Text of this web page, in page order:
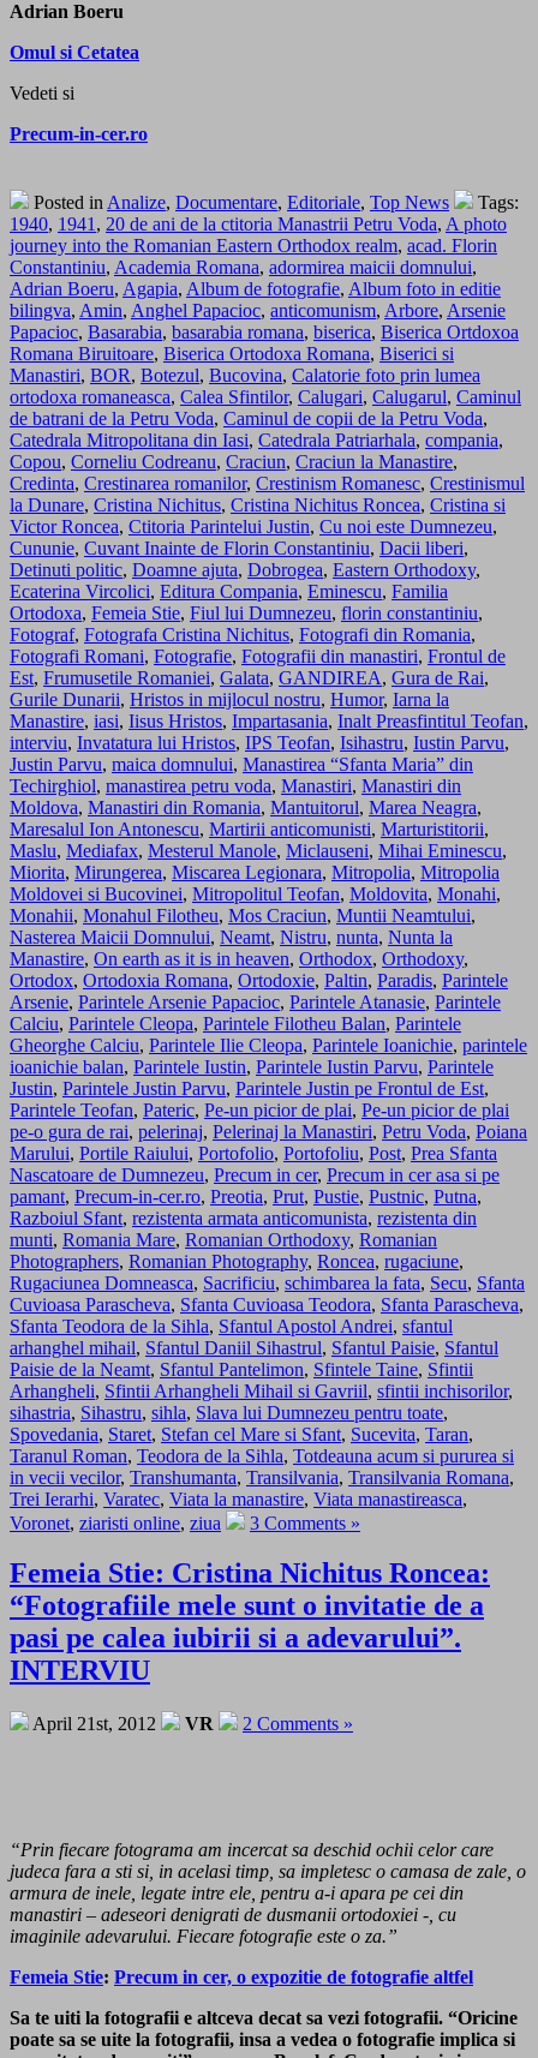
Adrian Boeru
Omul si Cetatea
Vedeti si
Precum-in-cer.ro
Posted in Analize, Documentare, Editoriale, Top News
Tags:
1940, 1941 , 20 de ani de la ctitoria Manastrii Petru Voda, A photo
journey into the Romanian Eastern Orthodox realm, acad. Florin
Constantiniu, Academia Romana, adormirea maicii domnului,
Adrian Boeru, Agapia, Album de fotografie, Album foto in editie
bilingva, Amin, Anghel Papacioc, anticomunism, Arbore, Arsenie
Papacioc, Basarabia, basarabia romana, biserica, Biserica Ortdoxoa
Romana Biruitoare, Biserica Ortodoxa Romana, Biserici si
Manastiri, BOR, Botezul, Bucovina, Calatorie foto prin lumea
ortodoxa romaneasca, Calea Sfintilor, Calugari, Calugarul, Caminul
de batrani de la Petru Voda, Caminul de copii de la Petru Voda,
Catedrala Mitropolitana din Iasi, Catedrala Patriarhala, compania,
Copou, Corneliu Codreanu, Craciun, Craciun la Manastire,
Credinta, Crestinarea romanilor, Crestinism Romanesc, Crestinismul
la Dunare, Cristina Nichitus, Cristina Nichitus Roncea, Cristina si
Victor Roncea, Ctitoria Parintelui Justin, Cu noi este Dumnezeu,
Cununie, Cuvant Inainte de Florin Constantiniu, Dacii liberi,
Detinuti politic, Doamne ajuta, Dobrogea, Eastern Orthodoxy,
Ecaterina Vircolici, Editura Compania, Eminescu, Familia
Ortodoxa, Femeia Stie, Fiul lui Dumnezeu, florin constantiniu,
Fotograf, Fotografa Cristina Nichitus, Fotografi din Romania,
Fotografi Romani, Fotografie, Fotografii din manastiri, Frontul de
Est, Frumusetile Romaniei, Galata, GANDIREA, Gura de Rai,
Gurile Dunarii, Hristos in mijlocul nostru, Humor, Iarna la
Manastire, iasi, Iisus Hristos, Impartasania, Inalt Preasfintitul Teofan,
interviu, Invatatura lui Hristos, IPS Teofan, Isihastru, Iustin Parvu,
Justin Parvu, maica domnului, Manastirea “Sfanta Maria” din
Techirghiol, manastirea petru voda, Manastiri, Manastiri din
Moldova, Manastiri din Romania, Mantuitorul, Marea Neagra,
Maresalul Ion Antonescu, Martirii anticomunisti, Marturistitorii,
Maslu, Mediafax, Mesterul Manole, Miclauseni, Mihai Eminescu,
Miorita, Mirungerea, Miscarea Legionara, Mitropolia, Mitropolia
Moldovei si Bucovinei, Mitropolitul Teofan, Moldovita, Monahi,
Monahii, Monahul Filotheu, Mos Craciun, Muntii Neamtului,
Nasterea Maicii Domnului, Neamt, Nistru, nunta, Nunta la
Manastire, On earth as it is in heaven, Orthodox, Orthodoxy,
Ortodox, Ortodoxia Romana, Ortodoxie, Paltin, Paradis, Parintele
Arsenie, Parintele Arsenie Papacioc, Parintele Atanasie, Parintele
Calciu, Parintele Cleopa, Parintele Filotheu Balan, Parintele
Gheorghe Calciu, Parintele Ilie Cleopa, Parintele Ioanichie, parintele
ioanichie balan, Parintele Iustin, Parintele Iustin Parvu, Parintele
Justin, Parintele Justin Parvu, Parintele Justin pe Frontul de Est,
Parintele Teofan, Pateric, Pe-un picior de plai, Pe-un picior de plai
pe-o gura de rai, pelerinaj, Pelerinaj la Manastiri, Petru Voda, Poiana
Marului, Portile Raiului, Portofolio, Portofoliu, Post, Prea Sfanta
Nascatoare de Dumnezeu, Precum in cer, Precum in cer asa si pe
pamant, Precum-in-cer.ro, Preotia, Prut, Pustie, Pustnic, Putna,
Razboiul Sfant, rezistenta armata anticomunista, rezistenta din
munti, Romania Mare, Romanian Orthodoxy, Romanian
Photographers, Romanian Photography, Roncea, rugaciune,
Rugaciunea Domneasca, Sacrificiu, schimbarea la fata, Secu, Sfanta
Cuvioasa Parascheva, Sfanta Cuvioasa Teodora, Sfanta Parascheva,
Sfanta Teodora de la Sihla, Sfantul Apostol Andrei, sfantul
arhanghel mihail, Sfantul Daniil Sihastrul, Sfantul Paisie, Sfantul
Paisie de la Neamt, Sfantul Pantelimon, Sfintele Taine, Sfintii
Arhangheli, Sfintii Arhangheli Mihail si Gavriil, sfintii inchisorilor,
sihastria, Sihastru, sihla, Slava lui Dumnezeu pentru toate,
Spovedania, Staret, Stefan cel Mare si Sfant, Sucevita, Taran,
Taranul Roman, Teodora de la Sihla, Totdeauna acum si pururea si
in vecii vecilor, Transhumanta, Transilvania, Transilvania Romana,
Trei Ierarhi, Varatec, Viata la manastire, Viata manastireasca,
Voronet, ziaristi online, ziua 3 Comments »
Femeia Stie: Cristina Nichitus Roncea:
“Fotografiile mele sunt o invitatie de a
pasi pe calea iubirii si a adevarului”.
INTERVIU
April 21st, 2012 VR 2 Comments »
“Prin fiecare fotograma am incercat sa deschid ochii celor care
judeca fara a sti si, in acelasi timp, sa impletesc o camasa de zale, o
armura de inele, legate intre ele, pentru a-i apara pe cei din
manastiri – adeseori denigrati de dusmanii ortodoxiei -, cu
imaginile adevarului. Fiecare fotografie este o za.”
Femeia Stie: Precum in cer, o expozitie de fotografie altfel
Sa te uiti la fotografii e altceva decat sa vezi fotografii. “Oricine
poate sa se uite la fotografii, insa a vedea o fotografie implica si